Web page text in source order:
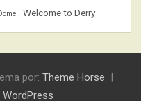
Welcome to Derry
por: Theme Horse
WordPress